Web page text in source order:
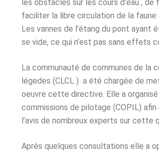
les obstacles sur les cours d’eau , de
faciliter la libre circulation de la faune
Les vannes de l’étang du pont ayant
se vide, ce qui n’est pas sans effets
La communauté de communes de la
légedes (CLCL ) a été chargée de
oeuvre cette directive. Elle a organisé
commissions de pilotage (COPIL)
l’avis de nombreux experts sur cette
Après quelques consultations elle a